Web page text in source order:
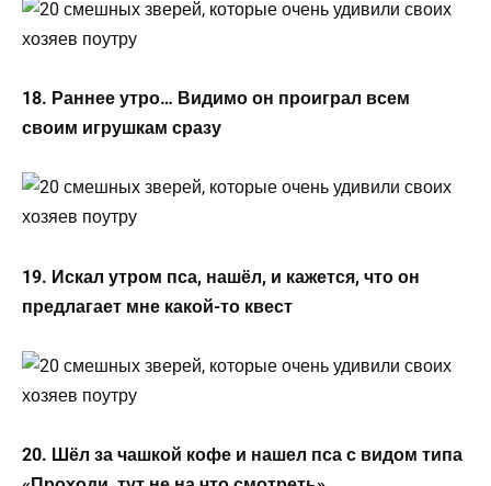
18. Раннее утро… Видимо он проиграл всем
своим игрушкам сразу
19. Искал утром пса, нашёл, и кажется, что он
предлагает мне какой-то квест
20. Шёл за чашкой кофе и нашел пса с видом типа